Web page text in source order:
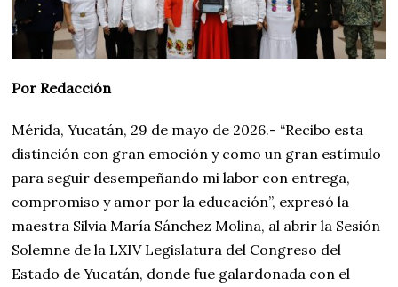
Por Redacción
Mérida, Yucatán, 29 de mayo de 2026.- “Recibo esta
distinción con gran emoción y como un gran estímulo
para seguir desempeñando mi labor con entrega,
compromiso y amor por la educación”, expresó la
maestra Silvia María Sánchez Molina, al abrir la Sesión
Solemne de la LXIV Legislatura del Congreso del
Estado de Yucatán, donde fue galardonada con el